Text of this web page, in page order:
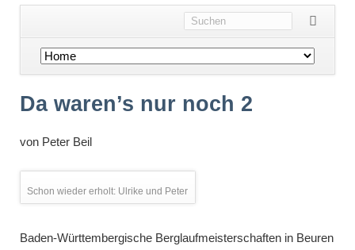
Navigation
Da waren’s nur noch 2
von Peter Beil
Schon wieder erholt: Ulrike und Peter
Baden-Württembergische Berglaufmeisterschaften in Beuren